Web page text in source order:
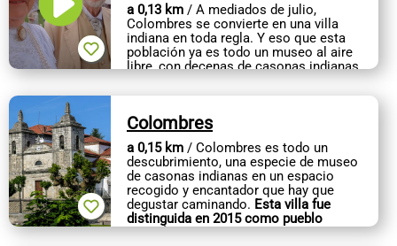
a 0,13 km / A mediados de julio,
Colombres se convierte en una villa
indiana en toda regla. Y eso que esta
población ya es todo un museo al aire
libre, con decenas de casonas indianas
Colombres
a 0,15 km / Colombres es todo un
descubrimiento, una especie de museo
de casonas indianas en un espacio
recogido y encantador que hay que
degustar caminando. Esta villa fue
distinguida en 2015 como pueblo
ejemplar...